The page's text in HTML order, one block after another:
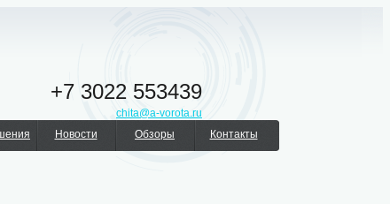
+7 3022 553439
chita@a-vorota.ru
Новости Обзоры Контакты